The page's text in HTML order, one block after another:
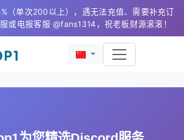
（单次200以上），遇无法充值、需要补充订
或电报客服 @fans1314，祝老板财源滚滚！